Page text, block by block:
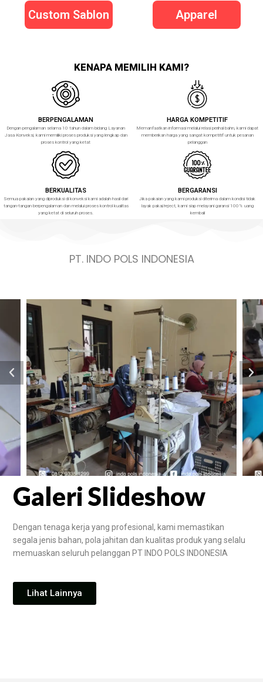
Custom Sablon Apparel
KENAPA MEMILIH KAMI?
BERPENGALAMAN
Dengan pengalaman selama 10 tahun dalam bidang Layanan
Jasa Konveksi, kami memiliki proses produksi yang lengkap dan
proses kontrol yang ketat
HARGA KOMPETITIF
Memanfaatkan informasi melalui relasi perihal bahn, kami dapat
memberikan harga yang sangat kompetitif untuk pesanan
pelanggan
BERKUALITAS
Semua pakaian yang diproduksi di konveksi kami adalah hasil dari
tangan-tangan berpengalaman dan melalui proses kontrol kualitas
yang ketat di seluruh proses.
BERGARANSI
Jika pakaian yang kami produksi diterima dalam kondisi tidak
layak pakai/reject, kami siap melayani garansi 100% uang
kembali
PT. INDO POLS INDONESIA
Galeri Slideshow
Dengan tenaga kerja yang profesional, kami memastikan
segala jenis bahan, pola jahitan dan kualitas produk yang selalu
memuaskan seluruh pelanggan PT INDO POLS INDONESIA
Lihat Lainnya